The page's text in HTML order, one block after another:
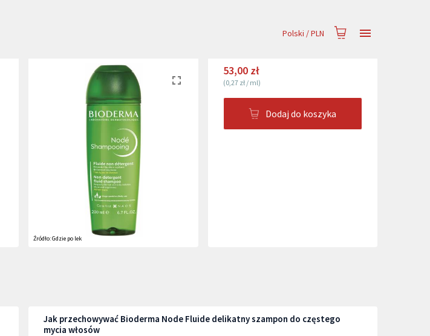
Polski /PLN
Źródło:Gdzie po lek
53,00 zł
(0,27 zł/ ml)
Dodaj do koszyka
Jak przechowywać Bioderma Node Fluide delikatny szampon do częstego
mycia włosów